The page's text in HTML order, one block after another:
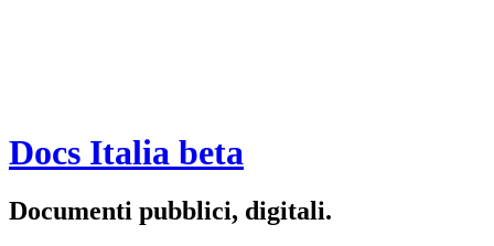
Docs Italia beta
Documenti pubblici, digitali.